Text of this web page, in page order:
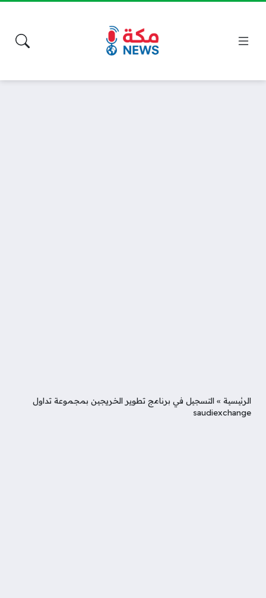
الرئيسية » التسجيل في برنامج تطوير الخريجين بمجموعة تداول
saudiexchange